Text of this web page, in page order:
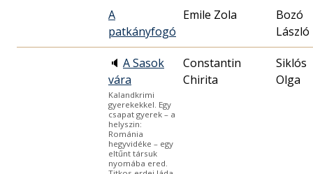
A
patkányfogó
Emile Zola
Bozó
László
🔈 A Sasok
vára
Kalandkrimi
gyerekekkel. Egy
csapat gyerek – a
helyszin:
Románia
hegyvidéke – egy
eltűnt társuk
nyomába ered.
Constantin
Chirita
Siklós
Olga